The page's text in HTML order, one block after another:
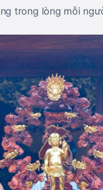
trong lòng mỗi